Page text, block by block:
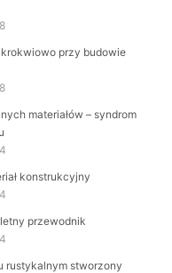
przy budowie
materiałów – syndrom
konstrukcyjny
przewodnik
rustykalnym stworzony